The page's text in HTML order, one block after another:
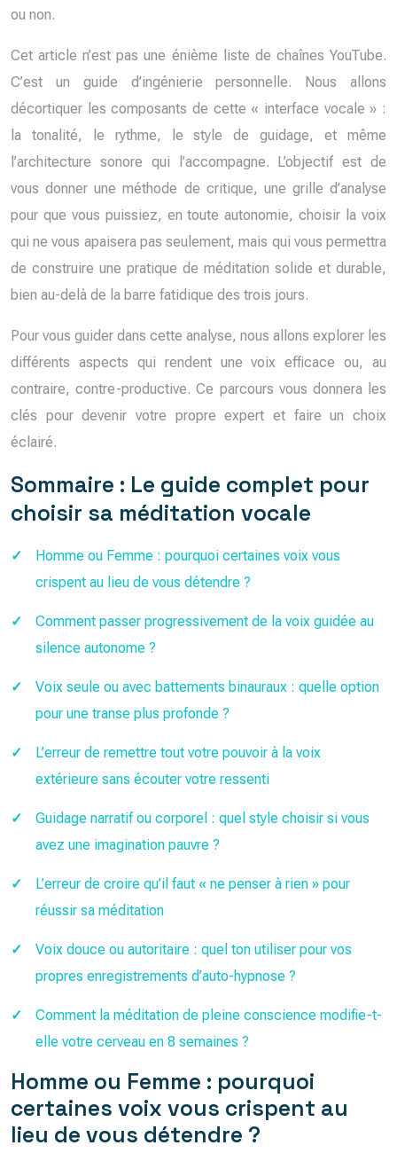
ou non.
Cet article n’est pas une énième liste de chaînes YouTube.
C’est un guide d’ingénierie personnelle. Nous allons
décortiquer les composants de cette « interface vocale » :
la tonalité, le rythme, le style de guidage, et même
l’architecture sonore qui l’accompagne. L’objectif est de
vous donner une méthode de critique, une grille d’analyse
pour que vous puissiez, en toute autonomie, choisir la voix
qui ne vous apaisera pas seulement, mais qui vous permettra
de construire une pratique de méditation solide et durable,
bien au-delà de la barre fatidique des trois jours.
Pour vous guider dans cette analyse, nous allons explorer les
différents aspects qui rendent une voix efficace ou, au
contraire, contre-productive. Ce parcours vous donnera les
clés pour devenir votre propre expert et faire un choix
éclairé.
Sommaire : Le guide complet pour
choisir sa méditation vocale
Homme ou Femme : pourquoi certaines voix vous
crispent au lieu de vous détendre ?
Comment passer progressivement de la voix guidée au
silence autonome ?
Voix seule ou avec battements binauraux : quelle option
pour une transe plus profonde ?
L’erreur de remettre tout votre pouvoir à la voix
extérieure sans écouter votre ressenti
Guidage narratif ou corporel : quel style choisir si vous
avez une imagination pauvre ?
L’erreur de croire qu’il faut « ne penser à rien » pour
réussir sa méditation
Voix douce ou autoritaire : quel ton utiliser pour vos
propres enregistrements d’auto-hypnose ?
Comment la méditation de pleine conscience modifie-t-
elle votre cerveau en 8 semaines ?
Homme ou Femme : pourquoi
certaines voix vous crispent au
lieu de vous détendre ?